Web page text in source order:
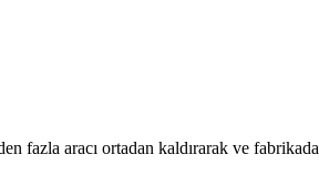
fazla aracı ortadan kaldırarak ve